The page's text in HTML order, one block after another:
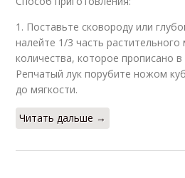
1. Поставьте сковороду или
налейте 1/3 часть растительного
количества, которое прописано в
Репчатый лук порубите ножом
до мягкости.
Читать дальше →